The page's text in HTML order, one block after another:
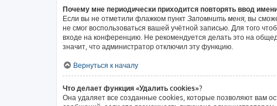
Почему мне периодически приходится повторять ввод
Если вы не отметили флажком пункт Запомнить меня, вы
не смог воспользоваться вашей учётной записью. Для того
входе на конференцию. Не рекомендуется делать это на
значит, что администратор отключил эту функцию.
Вернуться к началу
Что делает функция «Удалить cookies»?
Она удаляет все созданные cookies, которые позволяют вам